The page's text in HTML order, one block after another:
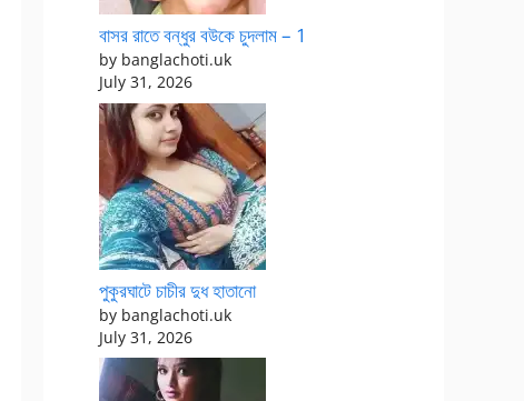
বাসর রাতে বন্ধুর বউকে চুদলাম – 1
by banglachoti.uk
July 31, 2026
পুকুরঘাটে চাচীর দুধ হাতানো
by banglachoti.uk
July 31, 2026